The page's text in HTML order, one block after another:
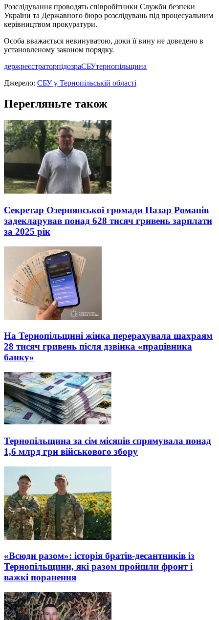
Розслідування проводять співробітники Служби безпеки
України та Державного бюро розслідувань під процесуальним
керівництвом прокуратури.
Особа вважається невинуватою, доки її вину не доведено в
установленому законом порядку.
держреєстраторпідозраСБУтернопільщина
Джерело: СБУ у Тернопільській області
Перегляньте також
Секретар Озернянської громади Назар Романів
задекларував понад 628 тисяч гривень зарплати
за 2025 рік
На Тернопільщині жінка перерахувала шахраям
28 тисяч гривень після дзвінка «працівника
банку»
Тернопільщина за сім місяців спрямувала понад
1,6 млрд грн військового збору
«Всюди разом»: історія братів-десантників із
Тернопільщини, які разом пройшли фронт і
важкі поранення